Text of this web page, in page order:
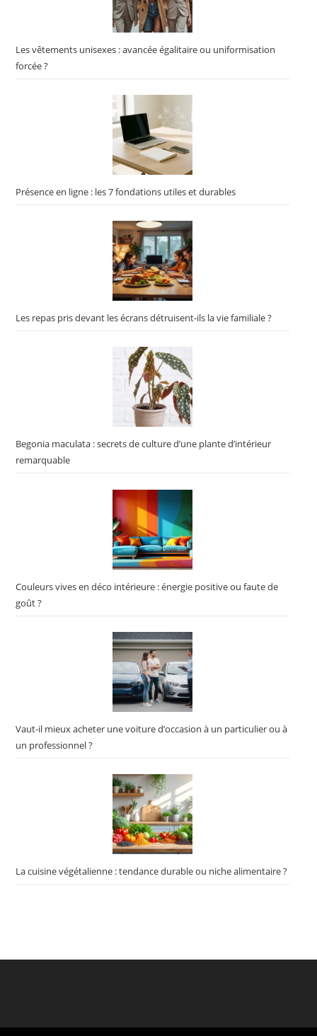
Les vêtements unisexes : avancée égalitaire ou uniformisation
forcée ?
Présence en ligne : les 7 fondations utiles et durables
Les repas pris devant les écrans détruisent-ils la vie familiale ?
Begonia maculata : secrets de culture d’une plante d’intérieur
remarquable
Couleurs vives en déco intérieure : énergie positive ou faute de
goût ?
Vaut-il mieux acheter une voiture d’occasion à un particulier ou à
un professionnel ?
La cuisine végétalienne : tendance durable ou niche alimentaire ?